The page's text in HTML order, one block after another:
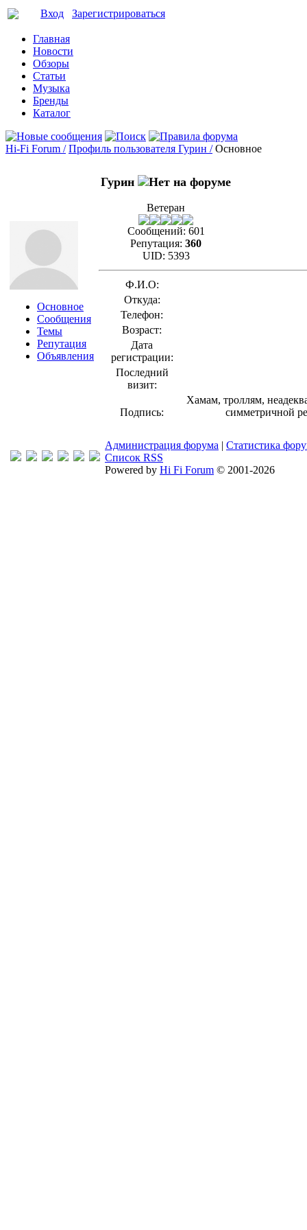
Вход Зарегистрироваться
Главная
Новости
Обзоры
Статьи
Музыка
Бренды
Каталог
Hi-Fi Forum / Профиль пользователя Гурин / Основное
Основное
Сообщения
Темы
Репутация
Объявления
Гурин
Ветеран
Сообщений: 601
Репутация: 360
UID: 5393
Ф.И.О:
Откуда:
Телефон:
Возраст:
Дата
регистрации:
Последний
визит:
Подпись:
Хамам, троллям,
симметричной
Администрация форума | Статистика
Список RSS
Powered by Hi Fi Forum © 2001-2026